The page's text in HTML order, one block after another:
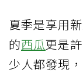
夏季是享用
的西瓜更是
少人都發現